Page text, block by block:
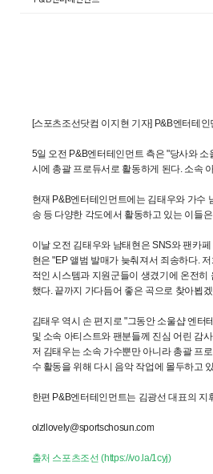
[스포츠조선닷컴 이지현 기자] P&B엔터테
5일 오전 P&B엔터테인먼트 측은 "당사와
시에 총괄 프로듀서로 활동하게 된다. 소속
현재 P&B엔터테인먼트에는 김태우와 가수
송 등 다양한 각도에서 활동하고 있는 이들
이날 오전 김태우와 남태현은 SNS와 팬카
현은 "EP 앨범 발매가 늦춰져서 죄송하다.
적인 시스템과 지원군들이 생겼기에 온전
했다. 끝까지 가다듬어 좋은 곡으로 찾아뵙
김태우 역시 손 편지로 "그동안 소울샵 엔
및 소속 아티스트와 팬분들께 진심 어린 감
저 김태우는 소속 가수뿐만 아니라 총괄 프
수 활동을 위해 다시 음악 작업에 몰두하고
한편 P&B엔터테인먼트는 김광선 대표의
olzllovely@sportschosun.com
출처 스포츠조선 (https://vo.la/1cyj)